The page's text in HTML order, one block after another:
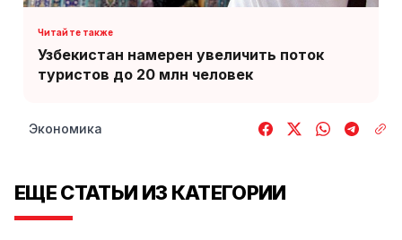
Узбекистан намерен увеличить поток
туристов до 20 млн человек
Экономика
ЕЩЕ СТАТЬИ ИЗ КАТЕГОРИИ